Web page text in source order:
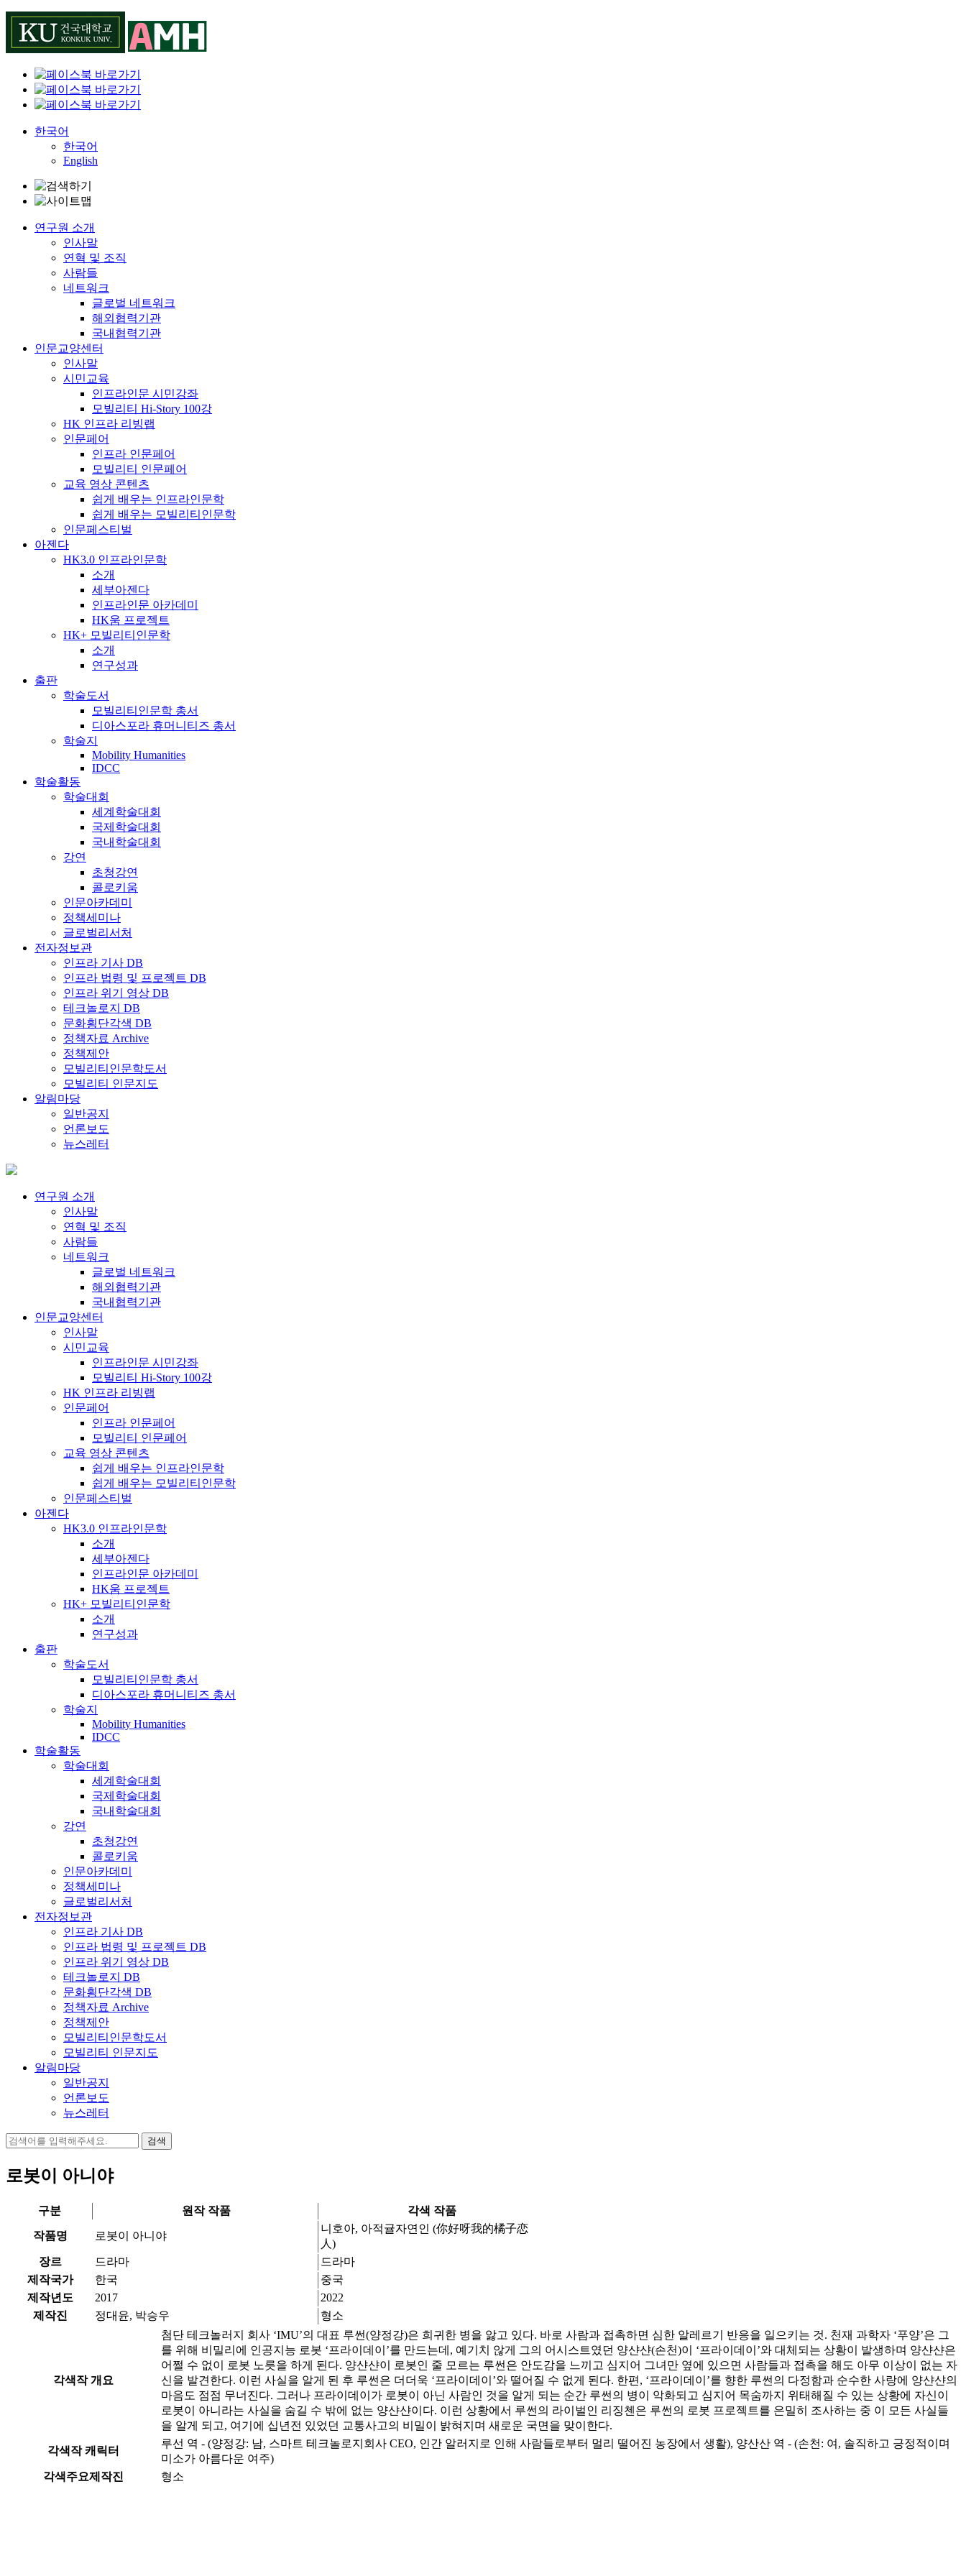
Skip
content
한국어
한국어
English
연구원 소개
인사말
연혁 및 조직
사람들
네트워크
글로벌 네트워크
해외협력기관
국내협력기관
인문교양센터
인사말
시민교육
인프라인문 시민강좌
모빌리티 Hi-Story 100강
HK 인프라 리빙랩
인문페어
인프라 인문페어
모빌리티 인문페어
교육 영상 콘텐츠
쉽게 배우는 인프라인문학
쉽게 배우는 모빌리티인문학
인문페스티벌
아젠다
HK3.0 인프라인문학
소개
세부아젠다
인프라인문 아카데미
HK움 프로젝트
HK+ 모빌리티인문학
소개
연구성과
출판
학술도서
모빌리티인문학 총서
디아스포라 휴머니티즈 총서
학술지
Mobility Humanities
IDCC
학술활동
학술대회
세계학술대회
국제학술대회
국내학술대회
강연
초청강연
콜로키움
인문아카데미
정책세미나
글로벌리서처
전자정보관
인프라 기사 DB
인프라 법령 및 프로젝트 DB
인프라 위기 영상 DB
테크놀로지 DB
문화횡단각색 DB
정책자료 Archive
정책제안
모빌리티인문학도서
모빌리티 인문지도
알림마당
일반공지
언론보도
뉴스레터
연구원 소개
인사말
연혁 및 조직
사람들
네트워크
글로벌 네트워크
해외협력기관
국내협력기관
인문교양센터
인사말
시민교육
인프라인문 시민강좌
모빌리티 Hi-Story 100강
HK 인프라 리빙랩
인문페어
인프라 인문페어
모빌리티 인문페어
교육 영상 콘텐츠
쉽게 배우는 인프라인문학
쉽게 배우는 모빌리티인문학
인문페스티벌
아젠다
HK3.0 인프라인문학
소개
세부아젠다
인프라인문 아카데미
HK움 프로젝트
HK+ 모빌리티인문학
소개
연구성과
출판
학술도서
모빌리티인문학 총서
디아스포라 휴머니티즈 총서
학술지
Mobility Humanities
IDCC
학술활동
학술대회
세계학술대회
국제학술대회
국내학술대회
강연
초청강연
콜로키움
인문아카데미
정책세미나
글로벌리서처
전자정보관
인프라 기사 DB
인프라 법령 및 프로젝트 DB
인프라 위기 영상 DB
테크놀로지 DB
문화횡단각색 DB
정책자료 Archive
정책제안
모빌리티인문학도서
모빌리티 인문지도
알림마당
일반공지
언론보도
뉴스레터
검
로봇이 아니야
구분 원작 작품 각색 작품
작품명 로봇이 아니야
니호아, 아적귤자연인 (你好呀我的橘子恋
人)
장르
드라마
드라마
제작국가
한국
중국
제작년도
2017
2022
제작진
정대윤, 박승우 형소
각색작 개요
첨단 테크놀러지 회사 ‘IMU’의 대표 루썬(양정강)은 희귀한 병을 앓고 있다. 바로 사람과 접촉하면 심한 알레르기 반응을 일으키는 것. 천재 과학자 ‘푸양’은 그
를 위해 비밀리에 인공지능 로봇 ‘프라이데이’를 만드는데, 예기치 않게 그의 어시스트였던 양샨샨(손천)이 ‘프라이데이’와 대체되는 상황이 발생하며 양샨샨은
어쩔 수 없이 로봇 노릇을 하게 된다. 양샨샨이 로봇인 줄 모르는 루썬은 안도감을 느끼고 심지어 그녀만 옆에 있으면 사람들과 접촉을 해도 아무 이상이 없는 자
신을 발견한다. 이런 사실을 알게 된 후 루썬은 더더욱 ‘프라이데이’와 떨어질 수 없게 된다. 한편, ‘프라이데이’를 향한 루썬의 다정함과 순수한 사랑에 양샨샨의
마음도 점점 무너진다. 그러나 프라이데이가 로봇이 아닌 사람인 것을 알게 되는 순간 루썬의 병이 악화되고 심지어 목숨까지 위태해질 수 있는 상황에 자신이
로봇이 아니라는 사실을 숨길 수 밖에 없는 양샨샨이다. 이런 상황에서 루썬의 라이벌인 리징첸은 루썬의 로봇 프로젝트를 은밀히 조사하는 중 이 모든 사실들
을 알게 되고, 여기에 십년전 있었던 교통사고의 비밀이 밝혀지며 새로운 국면을 맞이한다.
각색작 캐릭터
루선 역 - (양정강: 남, 스마트 테크놀로지회사 CEO, 인간 알러지로 인해 사람들로부터 멀리 떨어진 농장에서 생활), 양산산 역 - (손천: 여, 솔직하고 긍정적이며
미소가 아름다운 여주)
각색주요제작진
형소